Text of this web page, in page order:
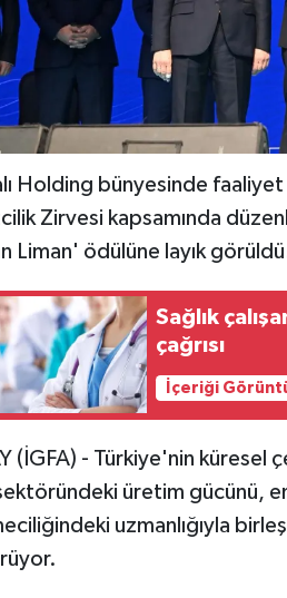
Holding bünyesinde
Zirvesi kapsamında
Liman' ödülüne layık
Sağlık
çağrısı
İçeriği
(İGFA) - Türkiye'nin
üretim gücünü,
uzmanlığıyla